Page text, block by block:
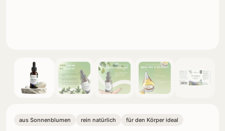
aus Sonnenblumen rein natürlich für den Körper ideal